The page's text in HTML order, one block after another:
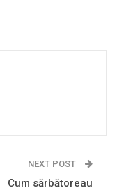
NEXT POST
Cum sărbătoreau